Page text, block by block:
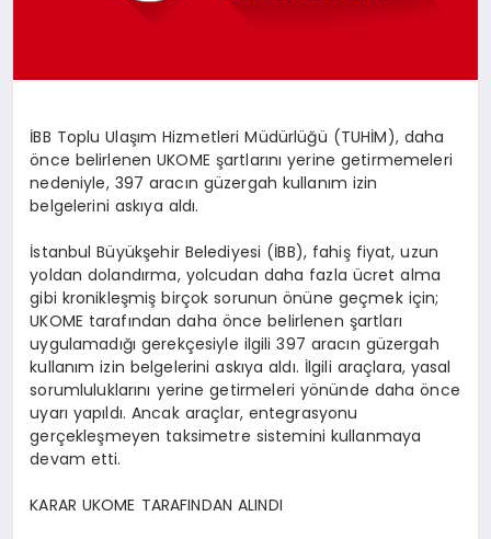
SAĞLIK
TEKNOLOJI
İBB Toplu Ulaşım Hizmetleri Müdürlüğü (TUHİM), daha
önce belirlenen UKOME şartlarını yerine getirmemeleri
nedeniyle, 397 aracın güzergah kullanım izin
belgelerini askıya aldı.
İstanbul Büyükşehir Belediyesi (İBB), fahiş fiyat, uzun
yoldan dolandırma, yolcudan daha fazla ücret alma
gibi kronikleşmiş birçok sorunun önüne geçmek için;
UKOME tarafından daha önce belirlenen şartları
uygulamadığı gerekçesiyle ilgili 397 aracın güzergah
kullanım izin belgelerini askıya aldı. İlgili araçlara, yasal
sorumluluklarını yerine getirmeleri yönünde daha önce
uyarı yapıldı. Ancak araçlar, entegrasyonu
gerçekleşmeyen taksimetre sistemini kullanmaya
devam etti.
KARAR UKOME TARAFINDAN ALINDI